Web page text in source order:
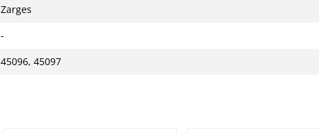
Zarges
-
45096, 45097